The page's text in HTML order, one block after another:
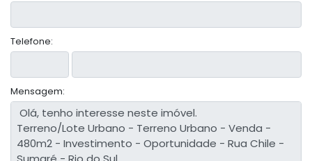
Telefone:
Mensagem: